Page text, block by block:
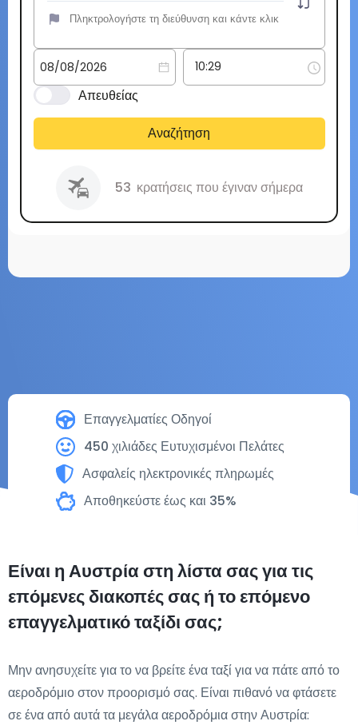
Επαγγελματίες Οδηγοί
450 χιλιάδες Ευτυχισμένοι Πελάτες
Ασφαλείς ηλεκτρονικές πληρωμές
Αποθηκεύστε έως και 35%
Απευθείας
Αναζήτηση
53 κρατήσεις που έγιναν σήμερα
Είναι η Αυστρία στη λίστα σας για τις
επόμενες διακοπές σας ή το επόμενο
επαγγελματικό ταξίδι σας;
Μην ανησυχείτε για το να βρείτε ένα ταξί για να πάτε από το
αεροδρόμιο στον προορισμό σας. Είναι πιθανό να φτάσετε
σε ένα από αυτά τα μεγάλα αεροδρόμια στην Αυστρία: